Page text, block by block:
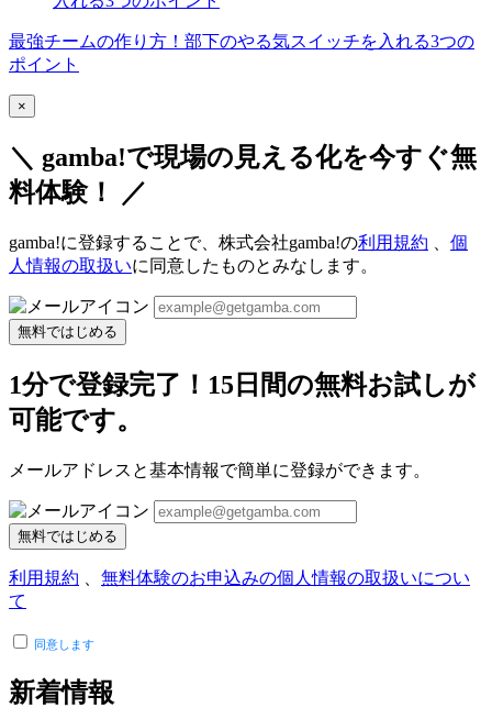
最強チームの作り方！部下のやる気スイッチを入れる3つの
ポイント
×
＼ gamba!で現場の見える化を今すぐ無
料体験！ ／
gamba!に登録することで、株式会社gamba!の利用規約
個
人情報の取扱いに同意したものとみなします。
無料ではじめる
1分で登録完了！15日間の無料お試しが
可能です。
メールアドレスと基本情報で簡単に登録ができます。
無料ではじめる
利用規約
無料体験のお申込みの個人情報の取扱いについ
て
同意します
新着情報